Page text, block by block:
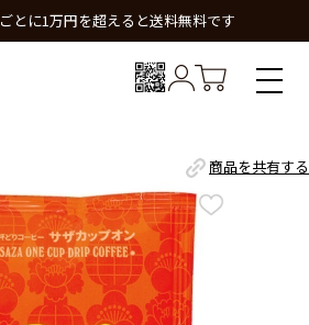
とに1万円を超えると送料無料です
商品を共有する